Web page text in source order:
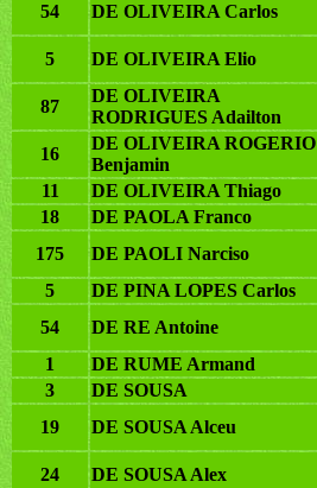
54 DE OLIVEIRA Carlos
5 DE OLIVEIRA Elio
87
DE OLIVEIRA
RODRIGUES Adailton
16
DE OLIVEIRA ROGERIO
Benjamin
11
DE OLIVEIRA Thiago
18
DE PAOLA Franco
175
DE PAOLI Narciso
5
DE PINA LOPES Carlos
54
DE RE Antoine
1
DE RUME Armand
3
DE SOUSA
19
DE SOUSA Alceu
24 DE SOUSA Alex